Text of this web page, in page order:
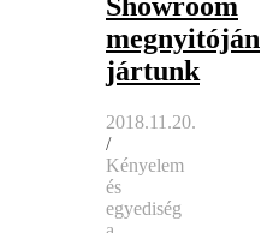
megnyitóján
jártunk
2018.11.20.
/
Kényelem
és
egyediség